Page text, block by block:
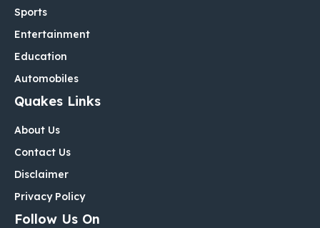
Sports
Entertainment
Education
Automobiles
Quakes Links
About Us
Contact Us
Disclaimer
Privacy Policy
Follow Us On